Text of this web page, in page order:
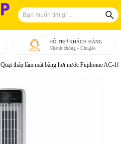
HỖ TRỢ KHÁCH HÀNG
Nhanh chóng - Chu₫áo
Quạt tháp làm mát bằng hơi nước Fujihome AC-